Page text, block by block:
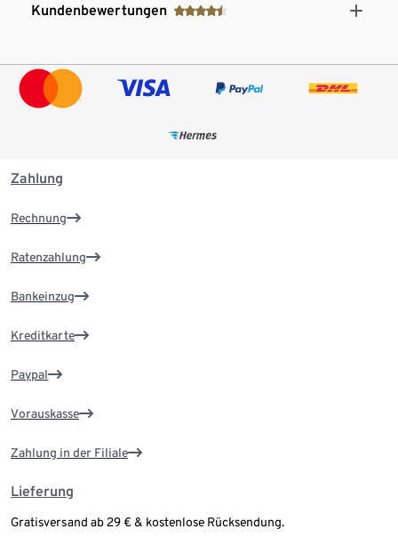
Kundenbewertungen
Zahlung
Rechnung
Ratenzahlung
Bankeinzug
Kreditkarte
Paypal
Vorauskasse
Zahlung in der Filiale
Lieferung
Gratisversand ab 29 € & kostenlose Rücksendung.